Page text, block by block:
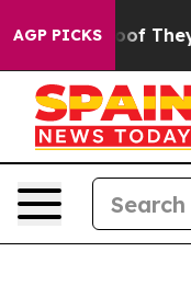
AGP PICKS
no Proof They Exist